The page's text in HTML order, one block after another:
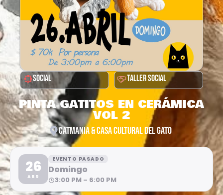
SOCIAL TALLER SOCIAL
PINTA GATITOS EN CERÁMICA
VOL 2
CATMANIA & CASA CULTURAL DEL GATO
26
ABR
EVENTO PASADO
Domingo
3:00 PM – 6:00 PM